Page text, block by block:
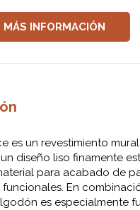
MÁS INFORMACIÓN
es un revestimiento
diseño liso finamente
para acabado de
En
es especialmente